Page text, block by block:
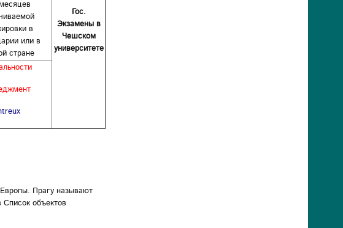
Гос.
Экзамены в
Чешском
университете
в
или в
стране
Прагу называют
объектов